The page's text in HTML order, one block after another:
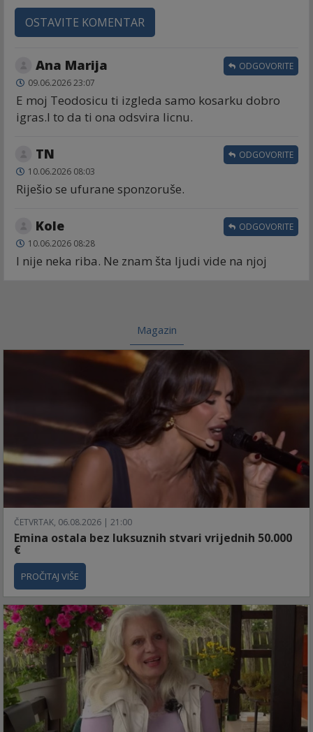
OSTAVITE KOMENTAR
Ana Marija
09.06.2026 23:07
E moj Teodosicu ti izgleda samo kosarku dobro
igras.I to da ti ona odsvira licnu.
ODGOVORITE
TN
10.06.2026 08:03
Riješio se ufurane sponzoruše.
ODGOVORITE
Kole
10.06.2026 08:28
I nije neka riba. Ne znam šta ljudi vide na njoj
ODGOVORITE
Magazin
ČETVRTAK, 06.08.2026 | 21:00
Emina ostala bez luksuznih stvari vrijednih 50.000
€
PROČITAJ VIŠE